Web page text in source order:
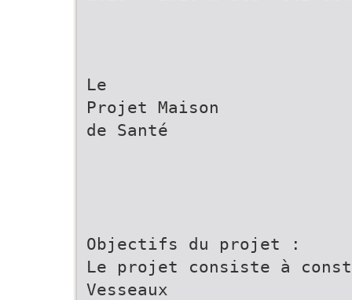
Le
Projet Maison
de Santé
Objectifs du projet :
Le projet consiste à
Vesseaux